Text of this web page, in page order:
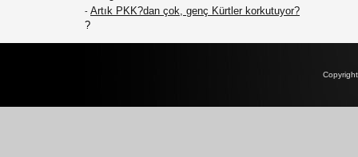
- Artık PKK?dan çok, genç Kürtler korkutuyor?
?